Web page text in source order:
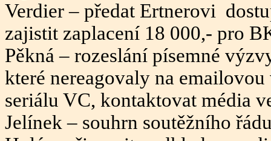
Verdier – předat Ertnerovi
zajistit zaplacení 18 000,- pro
Pěkná – rozeslání písemné
které nereagovaly na
seriálu VC, kontaktovat média
Jelínek – souhrn soutěžního